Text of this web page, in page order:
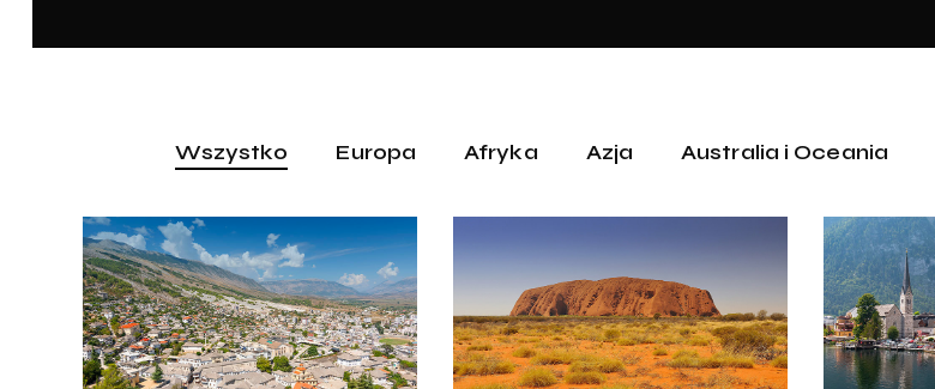
Wszystko Europa Afryka Azja Australia i Oceania
Albania Austria